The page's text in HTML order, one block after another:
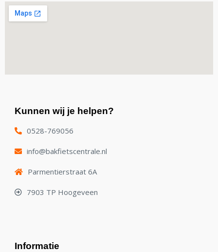
Kunnen wij je helpen?
0528-769056
info@bakfietscentrale.nl
Parmentierstraat 6A
7903 TP Hoogeveen
Informatie